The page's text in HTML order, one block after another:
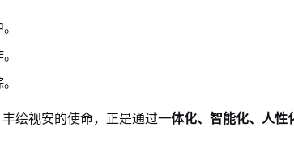
绘视安的使命，正是通过一体化、智能化、人性